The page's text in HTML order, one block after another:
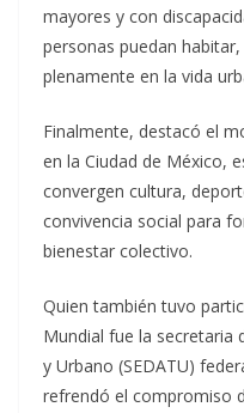
mayores y con
personas puedan
plenamente en la vida
Finalmente, destacó el
en la Ciudad de México,
convergen cultura,
convivencia social para
bienestar colectivo.
Quien también tuvo
Mundial fue la secretaria
y Urbano (SEDATU)
refrendó el compromiso